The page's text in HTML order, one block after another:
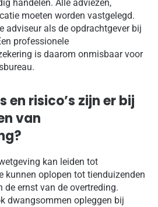
handelen. Alle adviezen,
moeten worden vastgelegd.
adviseur als de opdrachtgever bij
professionele
is daarom onmisbaar voor
en risico’s zijn er bij
van
kan leiden tot
kunnen oplopen tot tienduizenden
de ernst van de overtreding.
dwangsommen opleggen bij